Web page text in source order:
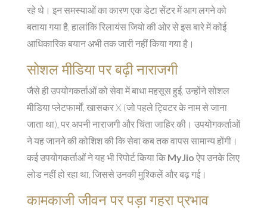
रहे थे। इन समस्याओं का कारण एक डेटा सेंटर में आग लगने को
बताया गया है, हालांकि रिलायंस जियो की ओर से इस बारे में कोई
आधिकारिक बयान अभी तक जारी नहीं किया गया है।
सोशल मीडिया पर बढ़ी नाराजगी
जैसे ही उपयोगकर्ताओं को सेवा में बाधा महसूस हुई, उन्होंने सोशल
मीडिया प्लेटफार्मों, खासकर X (जो पहले ट्विटर के नाम से जाना
जाता था), पर अपनी नाराजगी और चिंता जाहिर की। उपयोगकर्ताओं
ने यह जानने की कोशिश की कि सेवा कब तक वापस सामान्य होंगी।
कई उपयोगकर्ताओं ने यह भी रिपोर्ट किया कि MyJio ऐप उनके लिए
लोड नहीं हो रहा था, जिससे उनकी मुश्किलें और बढ़ गई।
कामकाजी जीवन पर पड़ा गहरा प्रभाव